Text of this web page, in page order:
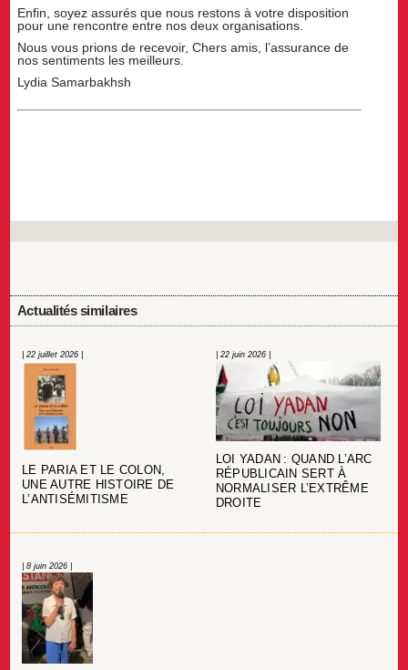
Enfin, soyez assurés que nous restons à votre disposition
pour une rencontre entre nos deux organisations.
Nous vous prions de recevoir, Chers amis, l’assurance de
nos sentiments les meilleurs.
Lydia Samarbakhsh
Actualités similaires
| 22 juillet 2026 |
LE PARIA ET LE COLON,
UNE AUTRE HISTOIRE DE
L’ANTISÉMITISME
| 22 juin 2026 |
LOI YADAN : QUAND L’ARC
RÉPUBLICAIN SERT À
NORMALISER L’EXTRÊME
DROITE
| 8 juin 2026 |